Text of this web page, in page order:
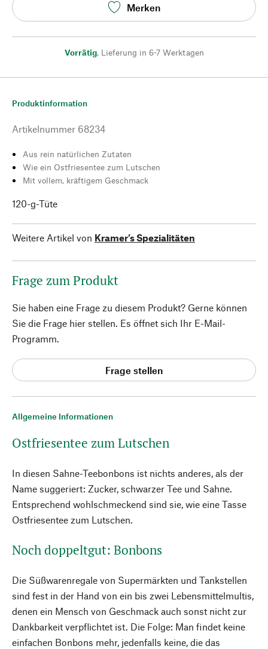
Merken
Vorrätig, Lieferung in 6-7 Werktagen
Allgemeine Informationen
Ostfriesentee zum Lutschen
In diesen Sahne-Teebonbons ist nichts anderes, als der
Name suggeriert: Zucker, schwarzer Tee und Sahne.
Entsprechend wohlschmeckend sind sie, wie eine Tasse
Ostfriesentee zum Lutschen.
Noch doppeltgut: Bonbons
Die Süßwarenregale von Supermärkten und Tankstellen
sind fest in der Hand von ein bis zwei Lebensmittelmultis,
denen ein Mensch von Geschmack auch sonst nicht zur
Dankbarkeit verpflichtet ist. Die Folge: Man findet keine
einfachen Bonbons mehr, jedenfalls keine, die das
Produktinformation
Artikelnummer 68234
Aus rein natürlichen Zutaten
Wie ein Ostfriesentee zum Lutschen
Mit vollem, kräftigem Geschmack
120-g-Tüte
Weitere Artikel von Kramer’s Spezialitäten
Frage zum Produkt
Sie haben eine Frage zu diesem Produkt? Gerne können
Sie die Frage hier stellen. Es öffnet sich Ihr E-Mail-
Programm.
Frage stellen